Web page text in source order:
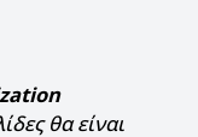
θα είναι